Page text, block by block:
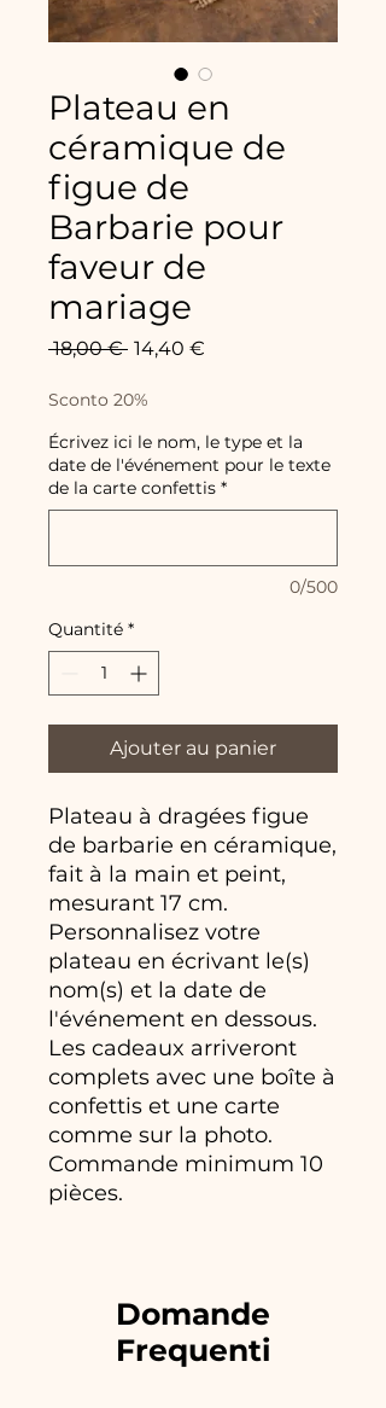
Plateau en
céramique de
figue de
Barbarie pour
faveur de
mariage
18,00 € Prix
14,40 €
Sconto 20%
Écrivez ici le nom, le type et la
date de l'événement pour le texte
de la carte confettis *
0/500
Quantité *
Ajouter au panier
Plateau à dragées figue
de barbarie en céramique,
fait à la main et peint,
mesurant 17 cm.
Personnalisez votre
plateau en écrivant le(s)
nom(s) et la date de
l'événement en dessous.
Les cadeaux arriveront
complets avec une boîte à
confettis et une carte
comme sur la photo.
Commande minimum 10
pièces.
Domande
Frequenti